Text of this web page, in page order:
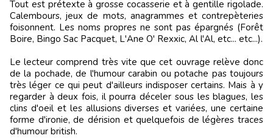
Tout est prétexte à grosse cocasserie et à gentille rigolade.
Calembours, jeux de mots, anagrammes et contrepèteries
foisonnent. Les noms propres ne sont pas épargnés (Forêt
Boire, Bingo Sac Pacquet, L'Ane O' Rexxic, Al l'Al, etc... etc...).
Le lecteur comprend très vite que cet ouvrage relève donc
de la pochade, de l'humour carabin ou potache pas toujours
très léger ce qui peut d'ailleurs indisposer certains. Mais à y
regarder à deux fois, il pourra déceler sous les blagues, les
clins d'oeil et les allusions diverses et variées, une certaine
forme d'ironie, de dérision et quelquefois de légères traces
d'humour british.